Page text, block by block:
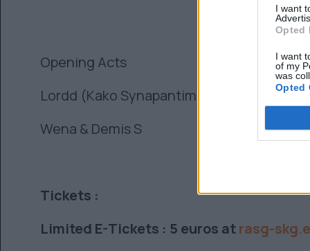
I want
Opted
I want
of my
was
Opted
Opening Acts
Lordd (Kako Synapantima) feat.Big Shine
Wena & Demis S
Tickets :
Limited E-Tickets : 5 euros atrasg-